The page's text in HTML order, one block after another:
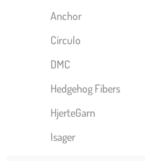
Anchor
Círculo
DMC
Hedgehog Fibers
HjerteGarn
Isager